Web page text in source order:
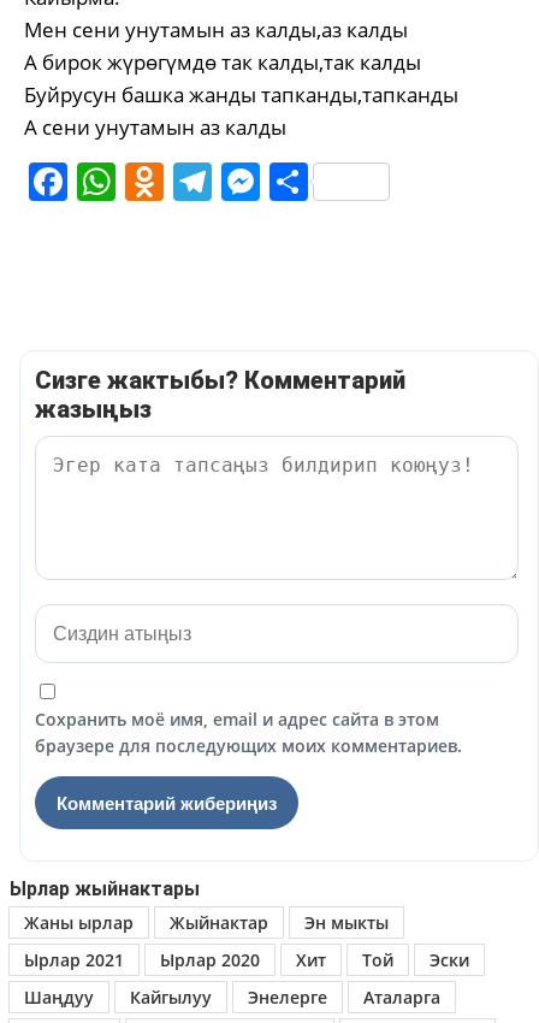
Мен сени унутамын аз калды,аз калды
А бирок жүрөгүмдө так калды,так калды
Буйрусун башка жанды тапканды,тапканды
А сени унутамын аз калды
Facebook
WhatsApp
Odnoklassniki
Telegram
Messenger
Share
Сизге жактыбы? Комментарий
жазыңыз
Сохранить моё имя, email и адрес сайта в этом
браузере для последующих моих комментариев.
Ырлар жыйнактары
Жаны ырлар
Жыйнактар
Эн мыкты
Ырлар 2021
Ырлар 2020 Хит Той
Эски
Шаңдуу
Кайгылуу Энелерге Аталарга